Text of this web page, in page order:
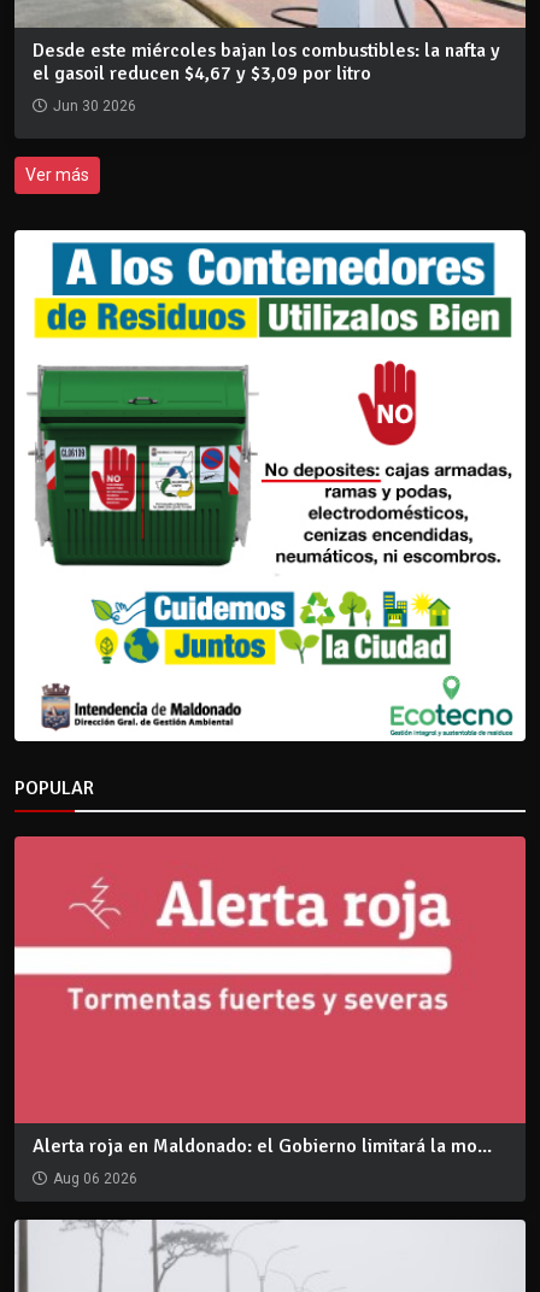
Desde este miércoles bajan los combustibles: la nafta y
el gasoil reducen $4,67 y $3,09 por litro
Jun 30 2026
Ver más
POPULAR
Alerta roja en Maldonado: el Gobierno limitará la mo...
Aug 06 2026